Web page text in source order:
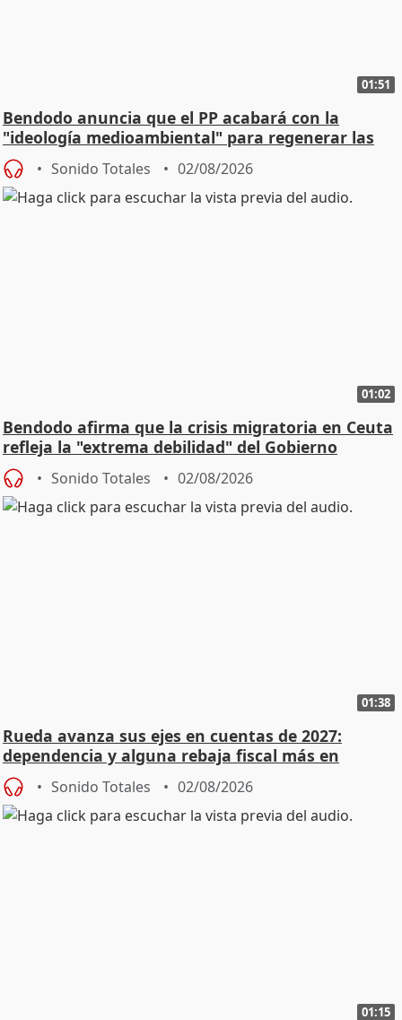
01:51
Bendodo anuncia que el PP acabará con la
"ideología medioambiental" para regenerar las
playas
Sonido Totales 02/08/2026
01:02
Bendodo afirma que la crisis migratoria en Ceuta
refleja la "extrema debilidad" del Gobierno
Sonido Totales 02/08/2026
01:38
Rueda avanza sus ejes en cuentas de 2027:
dependencia y alguna rebaja fiscal más en
vivienda
Sonido Totales 02/08/2026
01:15